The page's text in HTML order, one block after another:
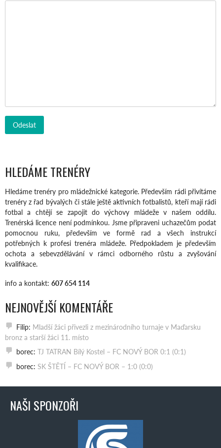
HLEDÁME TRENÉRY
Hledáme trenéry pro mládežnické kategorie. Především rádi přivítáme
trenéry z řad bývalých či stále ještě aktivních fotbalistů, kteří mají rádi
fotbal a chtějí se zapojit do výchovy mládeže v našem oddílu.
Trenérská licence není podmínkou. Jsme připraveni uchazečům podat
pomocnou ruku, především ve formě rad a všech instrukcí
potřebných k profesi trenéra mládeže. Předpokladem je především
ochota a sebevzdělávání v rámci odborného růstu a zvyšování
kvalifikace.
info a kontakt: 607 654 114
NEJNOVĚJŠÍ KOMENTÁŘE
Filip: Mladší žáci přivezli z mezinárodního turnaje v Maďarsku
bronz a starší žáci 11. místo
borec: TJ TATRAN Bílý Kostel – FC NOVÝ BOR 0:1 (0:1)
borec: SK ŠTĚTÍ – FC NOVÝ BOR – 1:0 (0:0)
NAŠI SPONZOŘI